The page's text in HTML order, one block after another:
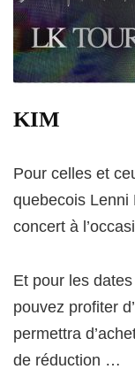
KIM
Pour celles et
quebecois Lenni
concert à
Et pour les
pouvez profiter
permettra
de réduction …